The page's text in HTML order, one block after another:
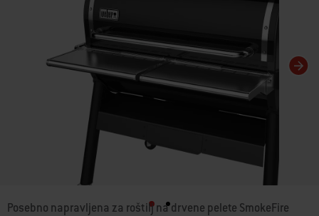
4,3 od 5 ocjena kupaca
Posebno napravljena za roštilj na drvene pelete SmokeFire